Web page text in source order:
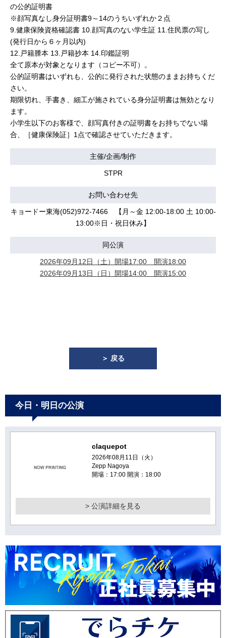
の公的証明書
※顔写真なし身分証明書9～14のうちいずれか２点
9.健康保険資格確認書 10.顔写真のない学生証 11.住民票の写し
(発行日から６ヶ月以内)
12.戸籍謄本 13.戸籍抄本 14.印鑑証明
全て原本が対象となります（コピー不可）。
公的証明書はいずれも、公的に発行された状態のままお持ちくだ
さい。
期限切れ、手書き、細工が施されている身分証明書は無効となり
ます。
小学生以下のお客様で、顔写真付きの証明書をお持ちでない場
合、［健康保険証］1点で確認させていただきます。
主催/企画/制作
STPR
お問い合わせ先
キョードー東海(052)972-7466 【月～金 12:00-18:00 土 10:00-
13:00※日・祝日休み】
同公演
2026年09月12日（土）開場17:00 開演18:00
2026年09月13日（日）開場14:00 開演15:00
＞ 戻る
今日・明日の公演
claquepot
2026年08月11日（火）
Zepp Nagoya
開場：17:00 開演：18:00
> 公演詳細を見る